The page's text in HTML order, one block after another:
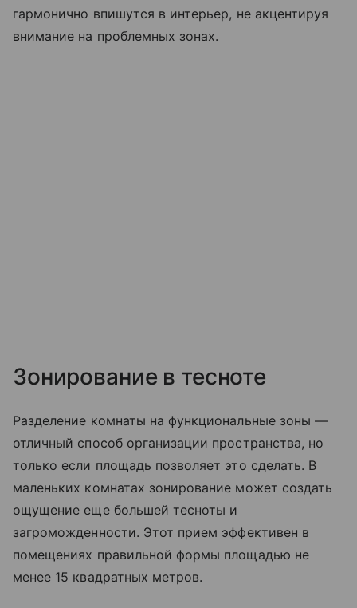
гармонично впишутся в интерьер, не акцентируя
внимание на проблемных зонах.
Зонирование в тесноте
Разделение комнаты на функциональные зоны —
отличный способ организации пространства, но
только если площадь позволяет это сделать. В
маленьких комнатах зонирование может создать
ощущение еще большей тесноты и
загроможденности. Этот прием эффективен в
помещениях правильной формы площадью не
менее 15 квадратных метров.